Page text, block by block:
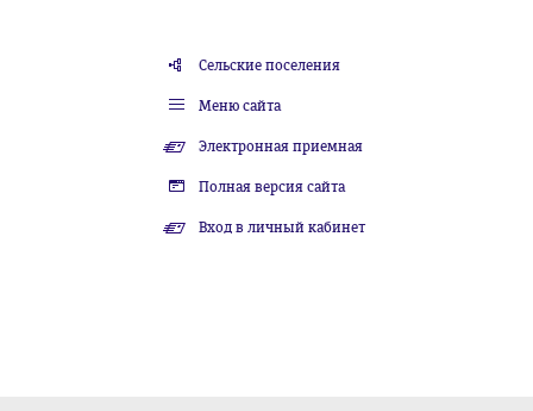
Сельские поселения
Меню сайта
Электронная приемная
Полная версия сайта
Вход в личный кабинет